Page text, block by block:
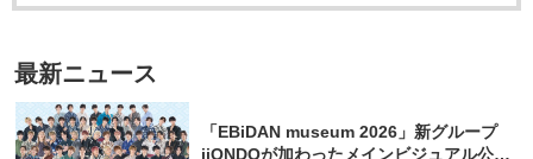
最新ニュース
「EBiDAN museum 2026」新グループ
iiONDOが加わったメインビジュアル公